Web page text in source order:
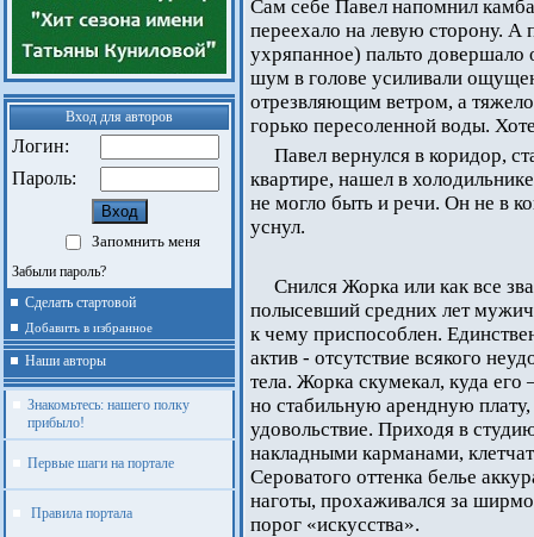
Вход для авторов
Логин:
Пароль:
Запомнить меня
Забыли пароль?
Сделать стартовой
Добавить в избранное
Наши авторы
Знакомьтесь: нашего полку
прибыло!
Первые шаги на портале
Правила портала
Сам себе Павел напомнил
переехало на левую сторону. А
ухряпанное) пальто
шум в голове усиливали
отрезвляющим ветром, а
горько пересоленной воды.
Павел вернулся в коридор,
квартире, нашел в
не могло быть и речи. Он не в
уснул.
Снился Жорка или как все
полысевший средних лет
к чему приспособлен.
актив - отсутствие всякого
тела. Жорка скумекал, куда
но стабильную арендную
удовольствие. Приходя в
накладными карманами,
Сероватого оттенка белье
наготы, прохаживался за
порог «искусства».